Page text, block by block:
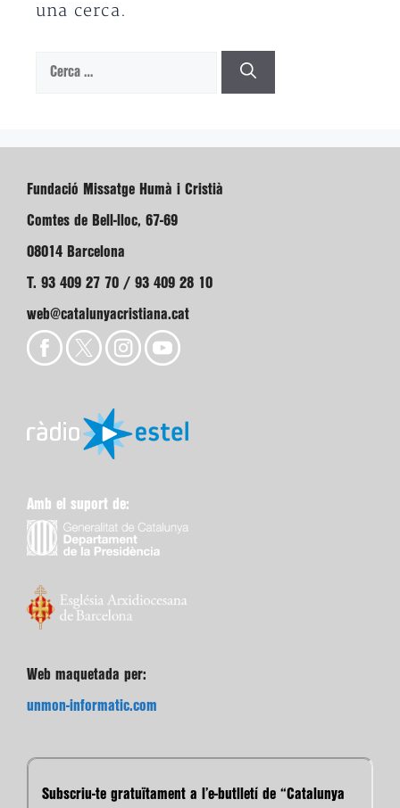
una cerca.
Cerca:
Fundació Missatge Humà i Cristià
Comtes de Bell-lloc, 67-69
08014 Barcelona
T. 93 409 27 70 / 93 409 28 10
web@catalunyacristiana.cat
Amb el suport de:
Web maquetada per:
unmon-informatic.com
Subscriu-te gratuïtament a l’e-butlletí de “Catalunya